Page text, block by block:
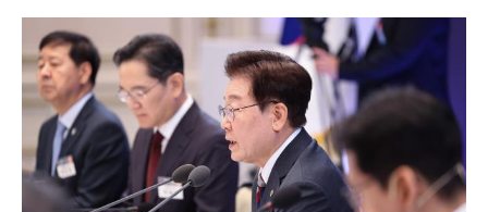
b
o
o
k
t
e
r
o
t
i